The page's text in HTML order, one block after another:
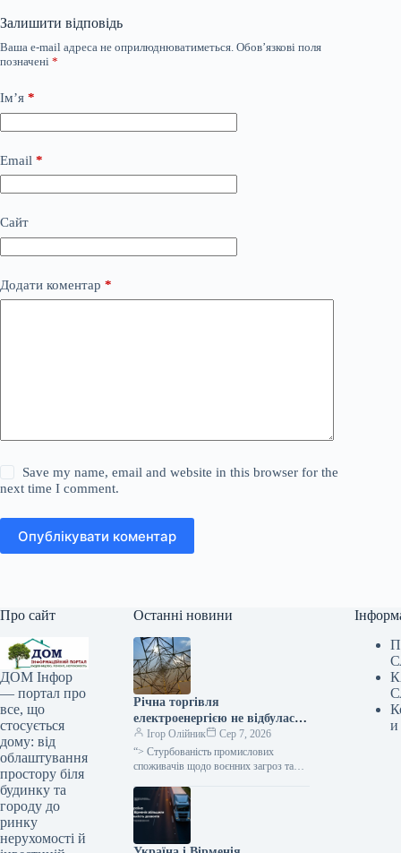
Залишити відповідь
Ваша e-mail адреса не оприлюднюватиметься. Обов’язкові поля
позначені *
Ім’я *
Email *
Сайт
Додати коментар *
Save my name, email and website in this browser for the
next time I comment.
Опублікувати коментар
Про сайт
ДОМ Інфор
— портал про
все, що
стосується
дому: від
облаштування
простору біля
будинку та
городу до
ринку
нерухомості й
Останні новини
Річна торгівля
електроенергією не відбулася
через воєнні загрози для
покупців та надмірну
вартість, повідомив народний
Ігор Олійник
Сер 7, 2026
“> Стурбованість промислових
споживачів щодо воєнних загроз та
причинами невдачі аукціону з
реалізації електроенергії за
довгостроковими
и